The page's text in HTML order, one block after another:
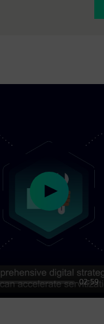
02:59
Play